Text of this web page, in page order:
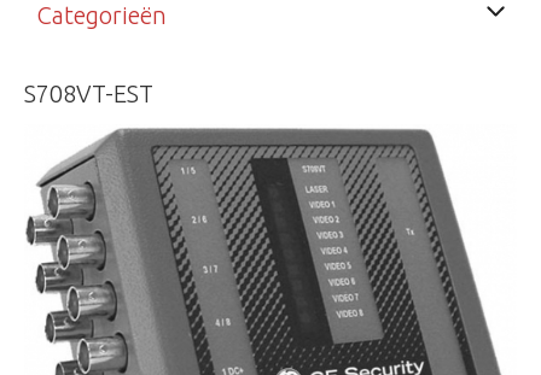
Categorieën
S708VT-EST